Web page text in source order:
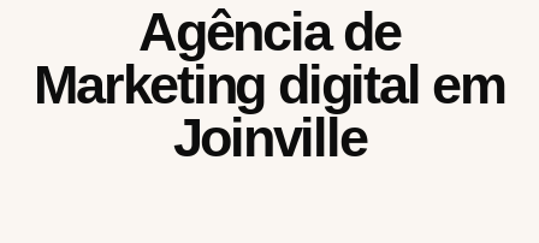
Agência de
Marketing digital em
Joinville